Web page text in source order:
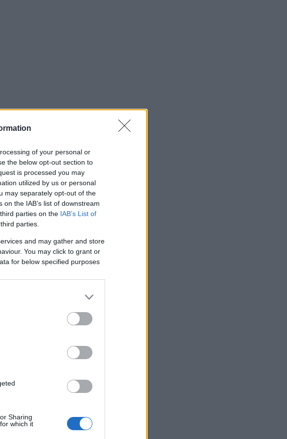
of your personal or
the below opt-out section to
is processed you may
utilized by us or personal
may separately opt-out of the
the IAB’s list of downstream
parties on the IAB’s List of
parties.
and may gather and store
You may click to grant or
for below specified purposes
Sharing
which it